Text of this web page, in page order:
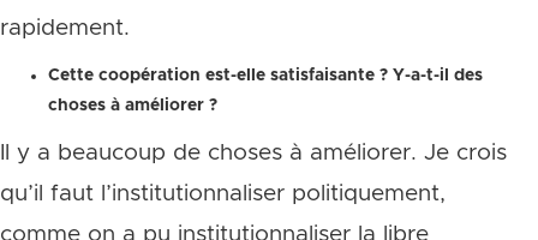
rapidement.
Cette coopération est-elle satisfaisante ? Y-a-t-il des
choses à améliorer ?
Il y a beaucoup de choses à améliorer. Je crois
qu’il faut l’institutionnaliser politiquement,
comme on a pu institutionnaliser la libre